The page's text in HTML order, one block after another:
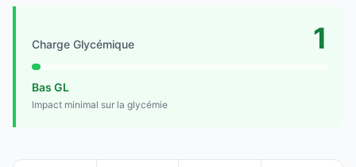
Charge Glycémique 1
Bas GL
Impact minimal sur la glycémie